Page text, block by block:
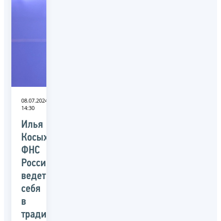
08.07.2024
14:30
Илья
Косых:
ФНС
России
ведет
себя
в
традициях